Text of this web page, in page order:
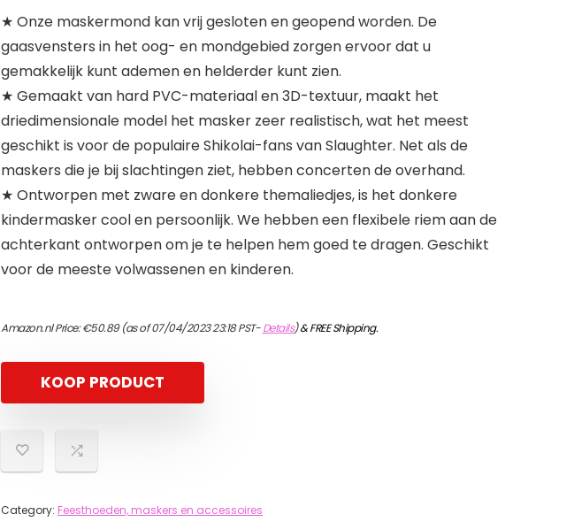
★ Onze maskermond kan vrij gesloten en geopend worden. De
gaasvensters in het oog- en mondgebied zorgen ervoor dat u
gemakkelijk kunt ademen en helderder kunt zien.
★ Gemaakt van hard PVC-materiaal en 3D-textuur, maakt het
driedimensionale model het masker zeer realistisch, wat het meest
geschikt is voor de populaire Shikolai-fans van Slaughter. Net als de
maskers die je bij slachtingen ziet, hebben concerten de overhand.
★ Ontworpen met zware en donkere themaliedjes, is het donkere
kindermasker cool en persoonlijk. We hebben een flexibele riem aan de
achterkant ontworpen om je te helpen hem goed te dragen. Geschikt
voor de meeste volwassenen en kinderen.
Amazon.nl Price:€50.89(as of 07/04/2023 23:18 PST-Details)&FREE Shipping.
KOOP PRODUCT
Category: Feesthoeden, maskers en accessoires